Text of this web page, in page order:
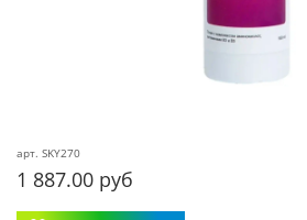
арт. SKY270
1 887.00 руб